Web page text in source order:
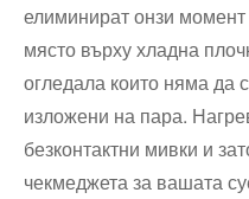
елиминират онзи момент
място върху хладна
огледала които няма да
изложени на пара.
безконтактни мивки и
чекмеджета за вашата